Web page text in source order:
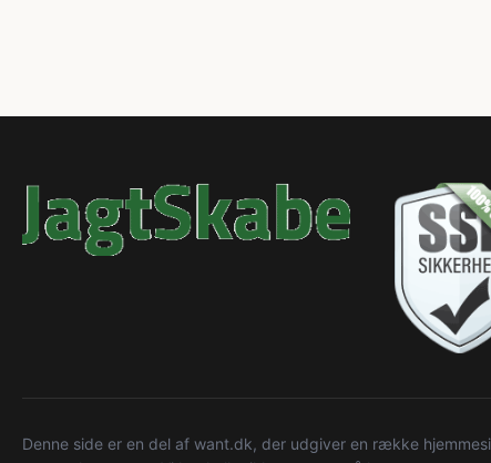
Denne side er en del af want.dk, der udgiver en række